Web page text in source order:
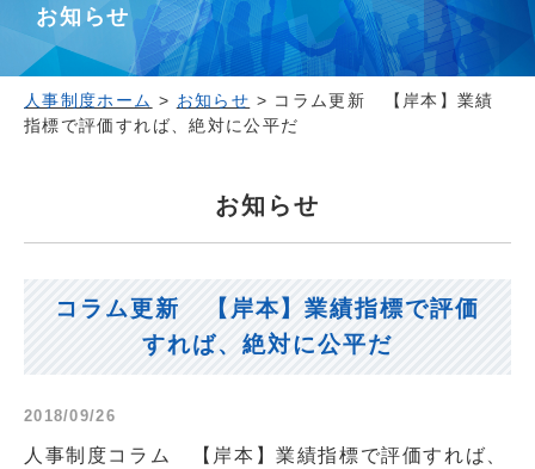
お知らせ
人事制度ホーム > お知らせ > コラム更新 【岸本】業績
指標で評価すれば、絶対に公平だ
お知らせ
コラム更新 【岸本】業績指標で評価
すれば、絶対に公平だ
2018/09/26
人事制度コラム 【岸本】業績指標で評価すれば、